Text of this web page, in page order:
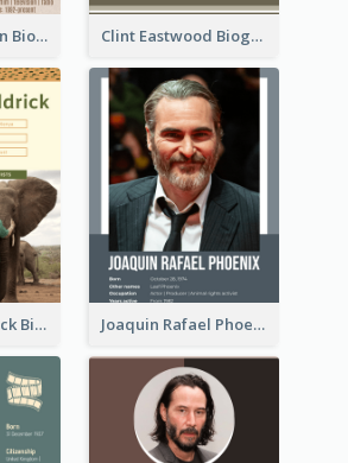
Sarah Silverman Biography Clint Eastwood Biography
Daphne Sheldrick Biography Joaquin Rafael Phoenix Biography